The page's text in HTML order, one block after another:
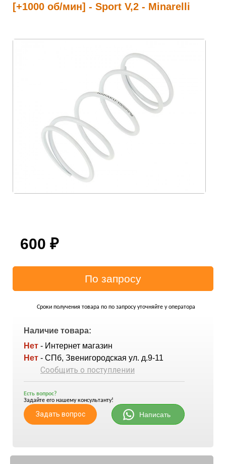
[+1000 об/мин] - Sport V,2 - Minarelli
600 ₽
Сроки получения товара по по запросу уточняйте у оператора
Наличие товара:
Нет - Интернет магазин
Нет - СПб, Звенигородская ул. д.9-11
Сообщить о поступлении
Есть вопрос?
Задайте его нашему консультанту!
Задать вопрос Написать